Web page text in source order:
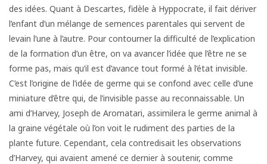
des idées. Quant à Descartes, fidèle à Hyppocrate, il fait dériver
l’enfant d’un mélange de semences parentales qui servent de
levain l’une à l’autre. Pour contourner la difficulté de l’explication
de la formation d’un être, on va avancer l’idée que l’être ne se
forme pas, mais qu’il est d’avance tout formé à l’état invisible.
C’est l’origine de l’idée de germe qui se confond avec celle d’une
miniature d’être qui, de l’invisible passe au reconnaissable. Un
ami d’Harvey, Joseph de Aromatari, assimilera le germe animal à
la graine végétale où l’on voit le rudiment des parties de la
plante future. Cependant, cela contredisait les observations
d’Harvey, qui avaient amené ce dernier à soutenir, comme